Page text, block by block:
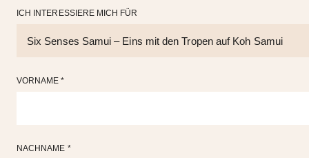
ICH INTERESSIERE MICH FÜR
VORNAME *
NACHNAME *